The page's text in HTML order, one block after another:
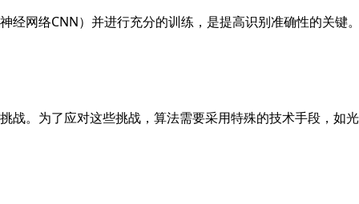
经网络CNN）并进行充分的训练，是提高识别准确性的关
战。为了应对这些挑战，算法需要采用特殊的技术手段，如